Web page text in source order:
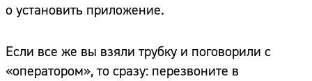
o установить приложение.
Если все же вы взяли трубку и поговорили с
«оператором», то сразу: перезвоните в